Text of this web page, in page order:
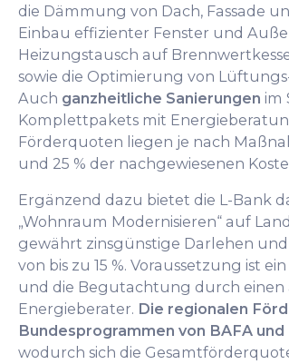
die Dämmung von Dach, Fassade
Einbau effizienter Fenster und
Heizungstausch auf
sowie die Optimierung von
Auch ganzheitliche Sanierungen im
Komplettpakets mit
Förderquoten liegen je nach
und 25 % der nachgewiesenen
Ergänzend dazu bietet die L-Bank
„Wohnraum Modernisieren“ auf
gewährt zinsgünstige Darlehen
von bis zu 15 %. Voraussetzung ist
und die Begutachtung durch einen
Energieberater. Die regionalen
Bundesprogrammen von BAFA
wodurch sich die